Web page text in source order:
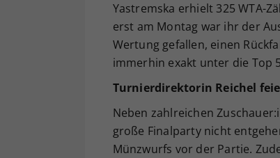
Yastremska erhielt 325 WTA-
erst am Montag war ihr der
Wertung gefallen, einen
immerhin exakt unter die Top
Turnierdirektorin Reichel
Neben zahlreichen
große Finalparty nicht
Münzwurfs vor der Partie.